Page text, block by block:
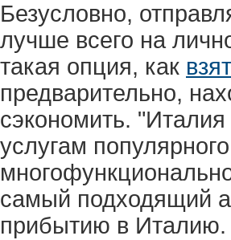
Безусловно,
лучше всего на
такая опция, как
предварительно,
сэкономить.
услугам
самый подходящий
прибытию в Италию.